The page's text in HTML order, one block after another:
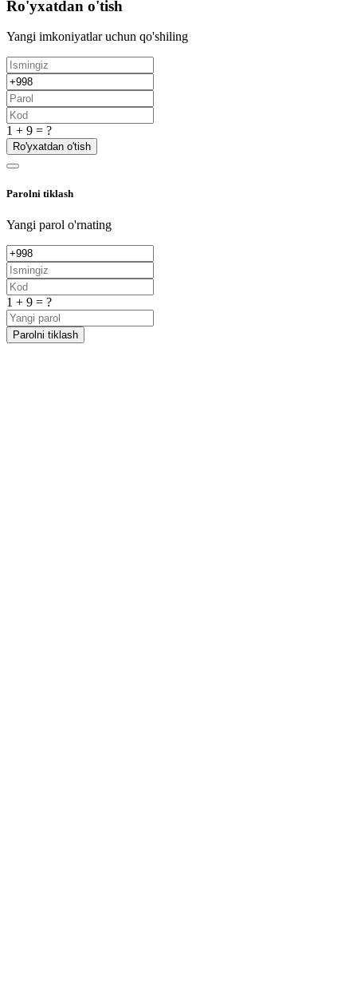
Ro'yxatdan o'tish
Yangi imkoniyatlar uchun qo'shiling
1 + 9 = ?
Ro'yxatdan o'tish
Parolni tiklash
Yangi parol o'rnating
1 + 9 = ?
Parolni tiklash